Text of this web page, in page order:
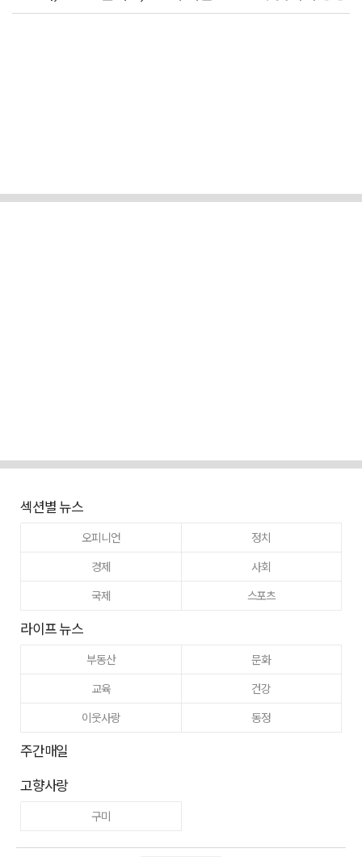
섹션별 뉴스
오피니언
정치
경제
사회
국제
스포츠
라이프 뉴스
부동산
문화
교육
건강
이웃사랑
동정
주간매일
고향사랑
구미